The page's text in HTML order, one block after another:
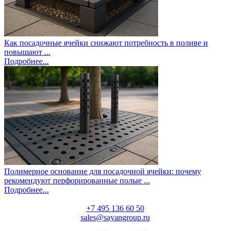
Как посадочные ячейки снижают потребность в поливе и
повышают ...
Подробнее...
Полимерное основание для посадочной ячейки: почему
рекомендуют перфорированные полые ...
Подробнее...
+7 495 136 60 50
sales@sayangroup.ru